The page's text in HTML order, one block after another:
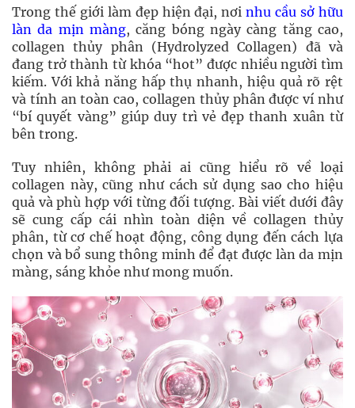
Trong thế giới làm đẹp hiện đại, nơinhu cầu sở hữu
làn da mịn màng, căng bóng ngày càng tăng cao,
collagen thủy phân (Hydrolyzed Collagen) đã và
đang trở thành từ khóa “hot” được nhiều người tìm
kiếm. Với khả năng hấp thụ nhanh, hiệu quả rõ rệt
và tính an toàn cao, collagen thủy phân được ví như
“bí quyết vàng” giúp duy trì vẻ đẹp thanh xuân từ
bên trong.
Tuy nhiên, không phải ai cũng hiểu rõ về loại
collagen này, cũng như cách sử dụng sao cho hiệu
quả và phù hợp với từng đối tượng. Bài viết dưới đây
sẽ cung cấp cái nhìn toàn diện về collagen thủy
phân, từ cơ chế hoạt động, công dụng đến cách lựa
chọn và bổ sung thông minh để đạt được làn da mịn
màng, sáng khỏe như mong muốn.